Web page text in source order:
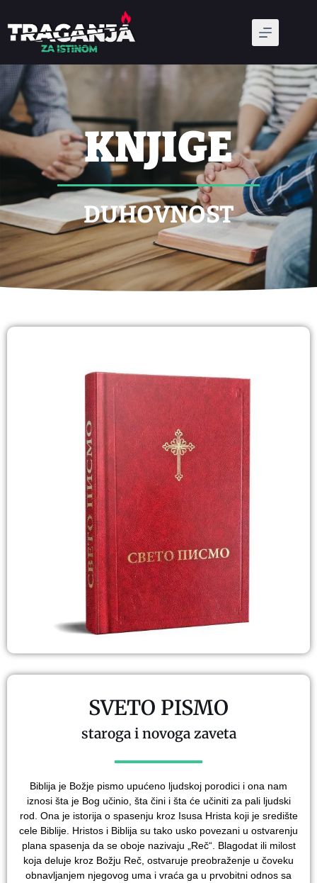
KNJIGE
DUHOVNOST
SVETO PISMO
staroga i novoga zaveta
Biblija je Božje pismo upućeno ljudskoj porodici i ona nam
iznosi šta je Bog učinio, šta čini i šta će učiniti za pali ljudski
rod. Ona je istorija o spasenju kroz Isusa Hrista koji je središte
cele Biblije. Hristos i Biblija su tako usko povezani u ostvarenju
plana spasenja da se oboje nazivaju „Reč“. Blagodat ili milost
koja deluje kroz Božju Reč, ostvaruje preobraženje u čoveku
obnavljanjem njegovog uma i vraća ga u prvobitni odnos sa